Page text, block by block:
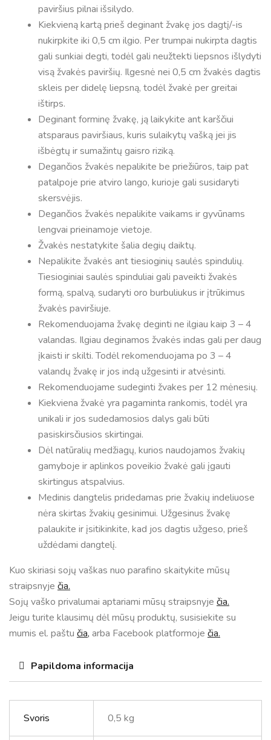
paviršius pilnai išsilydo.
Kiekvieną kartą prieš deginant žvakę jos dagtį/-is
nukirpkite iki 0,5 cm ilgio. Per trumpai nukirpta dagtis
gali sunkiai degti, todėl gali neužtekti liepsnos išlydyti
visą žvakės paviršių. Ilgesnė nei 0,5 cm žvakės dagtis
skleis per didelę liepsną, todėl žvakė per greitai
ištirps.
Deginant forminę žvakę, ją laikykite ant karščiui
atsparaus paviršiaus, kuris sulaikytų vašką jei jis
išbėgtų ir sumažintų gaisro riziką.
Degančios žvakės nepalikite be priežiūros, taip pat
patalpoje prie atviro lango, kurioje gali susidaryti
skersvėjis.
Degančios žvakės nepalikite vaikams ir gyvūnams
lengvai prieinamoje vietoje.
Žvakės nestatykite šalia degių daiktų.
Nepalikite žvakės ant tiesioginių saulės spindulių.
Tiesioginiai saulės spinduliai gali paveikti žvakės
formą, spalvą, sudaryti oro burbuliukus ir įtrūkimus
žvakės paviršiuje.
Rekomenduojama žvakę deginti ne ilgiau kaip 3 – 4
valandas. Ilgiau deginamos žvakės indas gali per daug
įkaisti ir skilti. Todėl rekomenduojama po 3 – 4
valandų žvakę ir jos indą užgesinti ir atvėsinti.
Rekomenduojame sudeginti žvakes per 12 mėnesių.
Kiekviena žvakė yra pagaminta rankomis, todėl yra
unikali ir jos sudedamosios dalys gali būti
pasiskirsčiusios skirtingai.
Dėl natūralių medžiagų, kurios naudojamos žvakių
gamyboje ir aplinkos poveikio žvakė gali įgauti
skirtingus atspalvius.
Medinis dangtelis pridedamas prie žvakių indeliuose
nėra skirtas žvakių gesinimui. Užgesinus žvakę
palaukite ir įsitikinkite, kad jos dagtis užgeso, prieš
uždėdami dangtelį.
Kuo skiriasi sojų vaškas nuo parafino skaitykite mūsų
straipsnyje čia.
Sojų vaško privalumai aptariami mūsų straipsnyje čia.
Jeigu turite klausimų dėl mūsų produktų, susisiekite su
mumis el. paštu čia, arba Facebook platformoje čia.
Papildoma informacija
Svoris 0,5 kg